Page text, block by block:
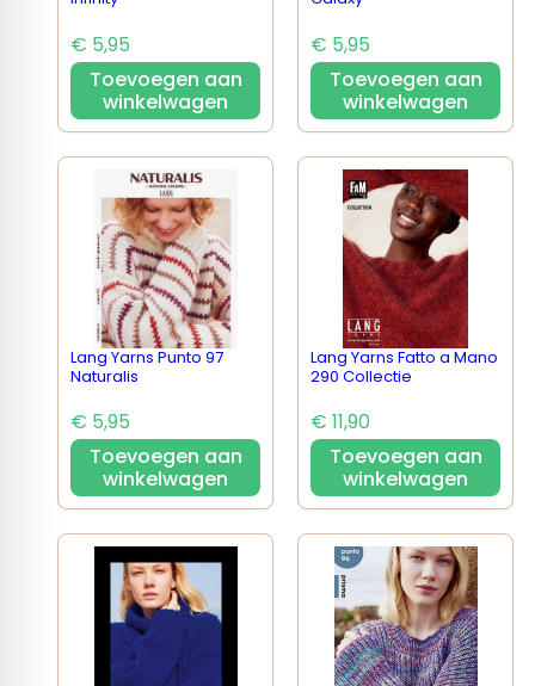
€ 5,95
Toevoegen aan
winkelwagen
€ 5,95
Toevoegen aan
winkelwagen
Lang Yarns Punto 97
Naturalis
€ 5,95
Toevoegen aan
winkelwagen
Lang Yarns Fatto a Mano
290 Collectie
€ 11,90
Toevoegen aan
winkelwagen